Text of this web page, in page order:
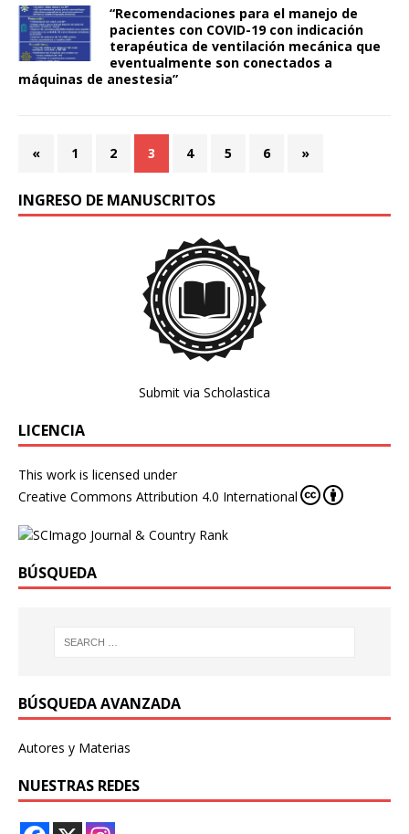
“Recomendaciones para el manejo de
pacientes con COVID-19 con indicación
terapéutica de ventilación mecánica que
eventualmente son conectados a
máquinas de anestesia”
« 1 2 3 4 5 6 »
INGRESO DE MANUSCRITOS
Submit via Scholastica
LICENCIA
This work is licensed under
Creative Commons Attribution 4.0 International
BÚSQUEDA
BÚSQUEDA AVANZADA
Autores y Materias
NUESTRAS REDES